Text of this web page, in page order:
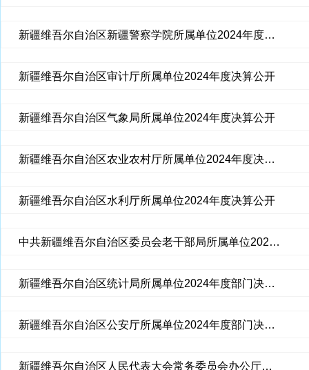
新疆维吾尔自治区新疆警察学院所属单位2024年度决算公开
新疆维吾尔自治区审计厅所属单位2024年度决算公开
新疆维吾尔自治区气象局所属单位2024年度决算公开
新疆维吾尔自治区农业农村厅所属单位2024年度决算公开
新疆维吾尔自治区水利厅所属单位2024年度决算公开
中共新疆维吾尔自治区委员会老干部局所属单位2024年度部门决算公开
新疆维吾尔自治区统计局所属单位2024年度部门决算公开
新疆维吾尔自治区公安厅所属单位2024年度部门决算公开
新疆维吾尔自治区人民代表大会常务委员会办公厅所属单位2024年度决算公开